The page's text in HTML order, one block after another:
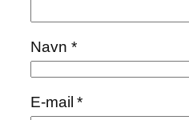
Navn *
E-mail*